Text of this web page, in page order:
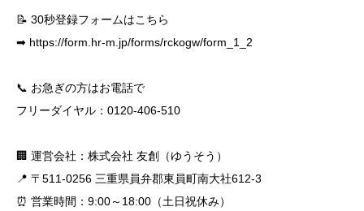
📝 30秒登録フォームはこちら
➡ https://form.hr-m.jp/forms/rckogw/form_1_2
📞 お急ぎの方はお電話で
フリーダイヤル：0120-406-510
🏢 運営会社：株式会社 友創（ゆうそう）
📍 〒511-0256 三重県員弁郡東員町南大社612-3
⏰ 営業時間：9:00～18:00（土日祝休み）